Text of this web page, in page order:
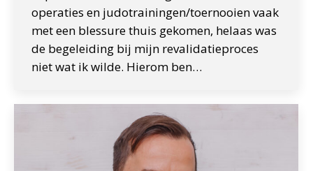
operaties en judotrainingen/toernooien vaak
met een blessure thuis gekomen, helaas was
de begeleiding bij mijn revalidatieproces
niet wat ik wilde. Hierom ben…